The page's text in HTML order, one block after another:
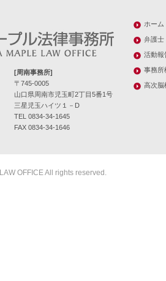
[周南事務所]
〒745-0005
山口県周南市児玉町2丁目5番1号
三星児玉ハイツ１－D
TEL 0834-34-1645
FAX 0834-34-1646
ホーム
弁護士
活動報
事務所
高次脳
OFFICE All rights reserved.